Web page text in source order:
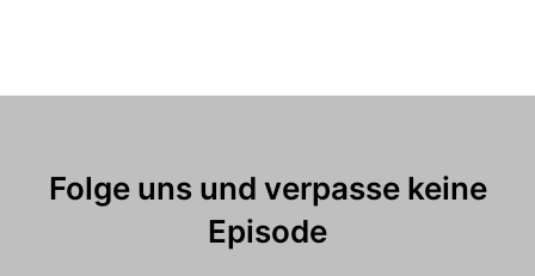
Folge uns und verpasse keine
Episode